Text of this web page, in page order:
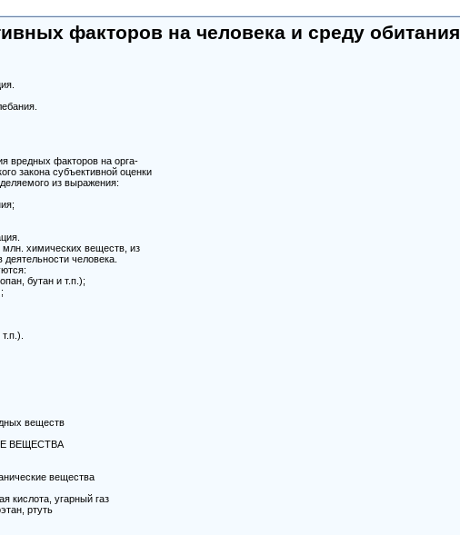
факторов на человека и среду обитания
вредных факторов на орга-
закона субъективной оценки
из выражения:
химических веществ, из
человека.
бутан и т.п.);
веществ
ВЕЩЕСТВА
вещества
кислота, угарный газ
ртуть